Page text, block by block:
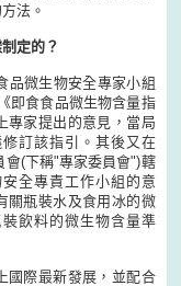
法。
定的？
品微生物安全專家小組
即食食品微生物含量指
專家提出的意見，當局
訂該指引。其後又在
會(下稱"專家委員會")轄
全專責工作小組的意
關瓶裝水及食用冰的微
飲料的微生物含量準
國際最新發展，並配合